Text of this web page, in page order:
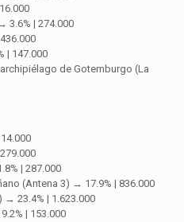
3.6% | 274.000
| 147.000
de Gotemburgo (La
| 287.000
(Antena 3) → 17.9% | 836.000
→ 23.4% | 1.623.000
| 153.000